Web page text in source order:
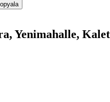
Yenimahalle,